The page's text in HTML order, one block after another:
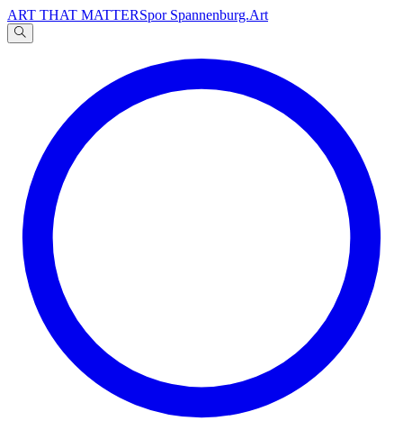
ART THAT MATTERSpor Spannenburg.Art
文